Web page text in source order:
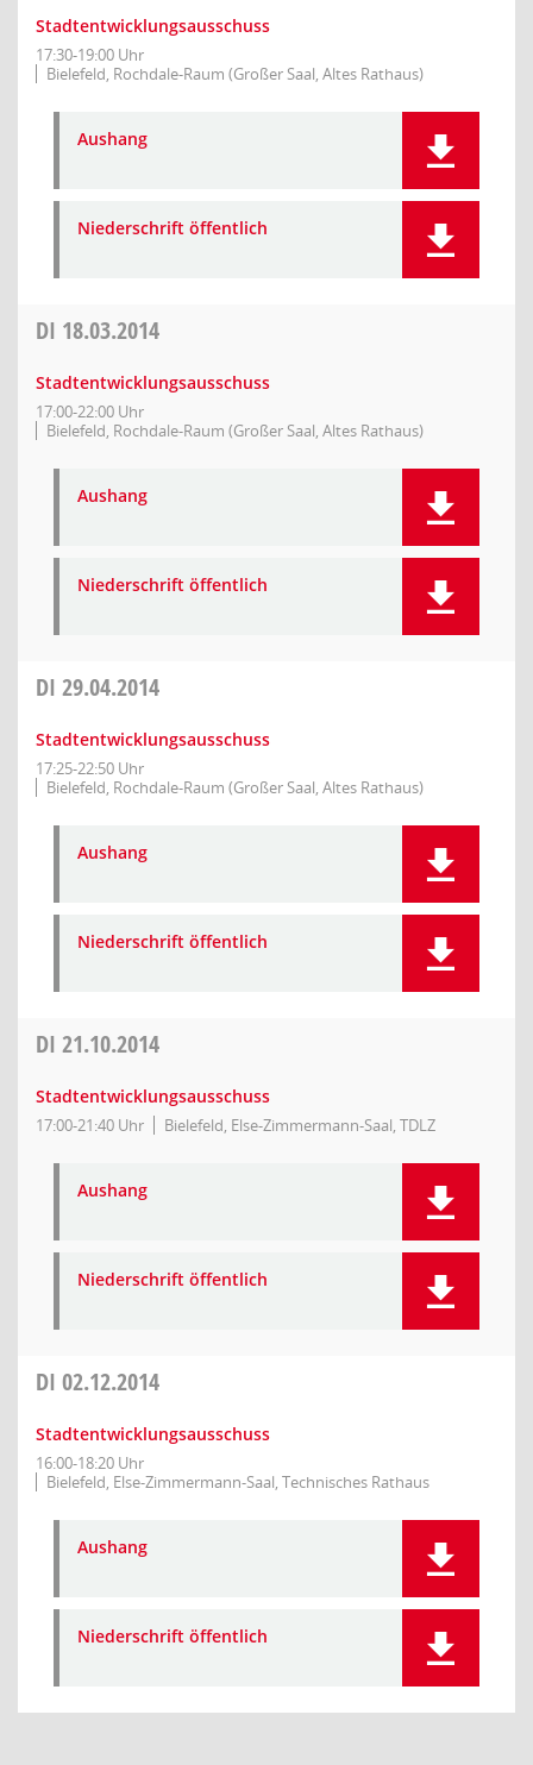
Stadtentwicklungsausschuss
17:30-19:00 Uhr
Bielefeld, Rochdale-Raum (Großer Saal, Altes Rathaus)
Aushang
Niederschrift öffentlich
DI 18.03.2014
Stadtentwicklungsausschuss
17:00-22:00 Uhr
Bielefeld, Rochdale-Raum (Großer Saal, Altes Rathaus)
Aushang
Niederschrift öffentlich
DI 29.04.2014
Stadtentwicklungsausschuss
17:25-22:50 Uhr
Bielefeld, Rochdale-Raum (Großer Saal, Altes Rathaus)
Aushang
Niederschrift öffentlich
DI 21.10.2014
Stadtentwicklungsausschuss
17:00-21:40 Uhr Bielefeld, Else-Zimmermann-Saal, TDLZ
Aushang
Niederschrift öffentlich
DI 02.12.2014
Stadtentwicklungsausschuss
16:00-18:20 Uhr
Bielefeld, Else-Zimmermann-Saal, Technisches Rathaus
Aushang
Niederschrift öffentlich